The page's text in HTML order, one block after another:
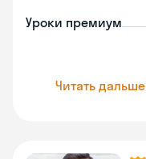
Уроки премиум
Читать дальше